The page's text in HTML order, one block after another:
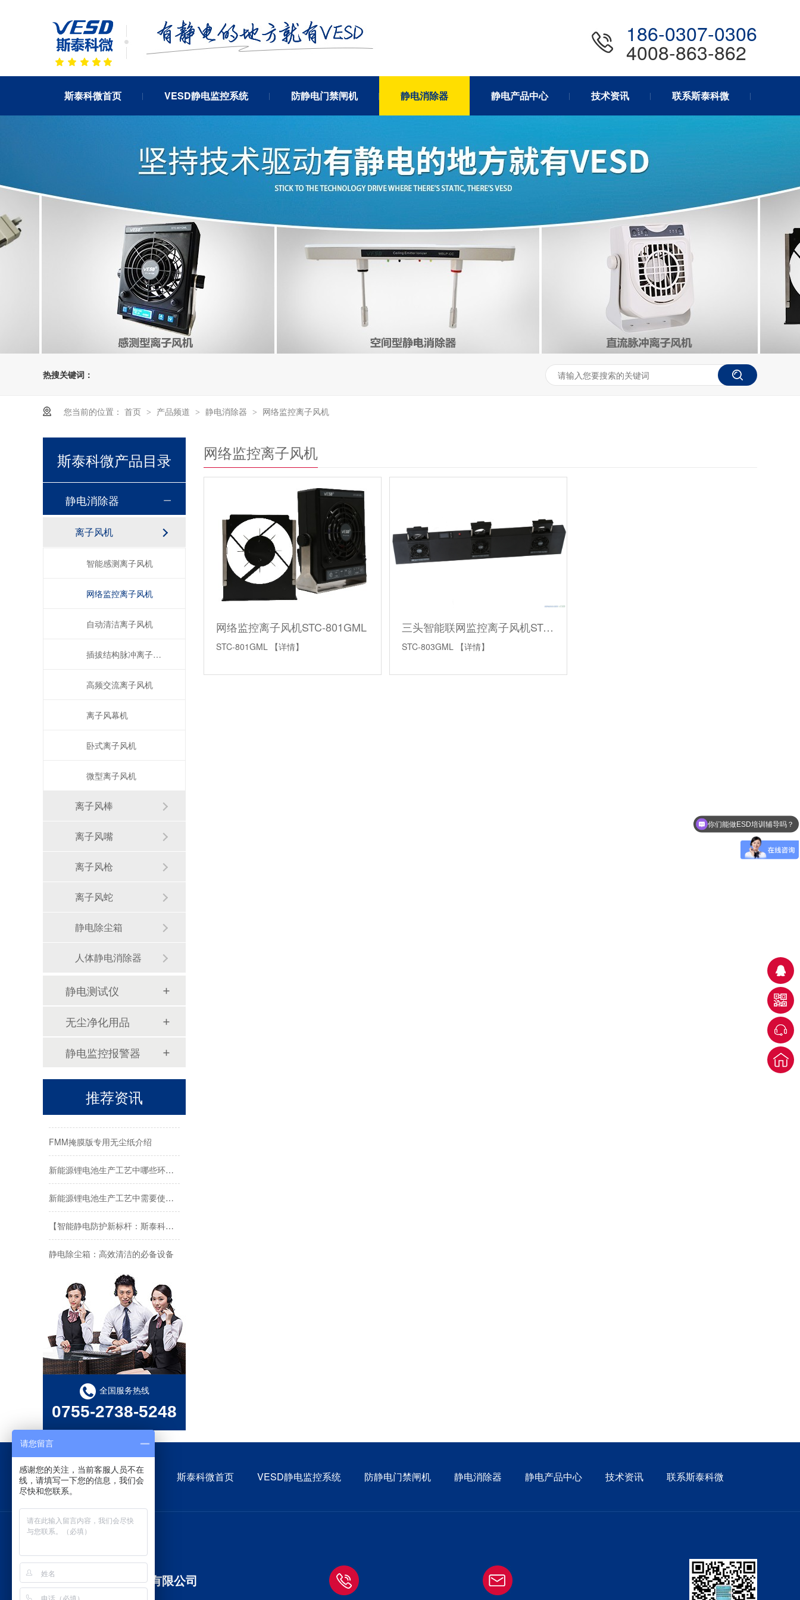
186-0307-0306
4008-863-862
斯泰科微首页 VESD静电监控系统 防静电门禁闸机 静电消除器 静电产品中心 技术资讯 联系斯泰科微
热搜关键词：
您当前的位置： 首页 > 产品频道 > 静电消除器 > 网络监控离子风机
网络监控离子风机
网络监控离子风机STC-801GML
STC-801GML 【详情】
三头智能联网监控离子风机STC-803GML
STC-803GML 【详情】
斯泰科微产品目录
静电消除器
离子风机
智能感测离子风机
网络监控离子风机
自动清洁离子风机
插拔结构脉冲离子风机
高频交流离子风机
离子风幕机
卧式离子风机
微型离子风机
离子风棒
离子风嘴
离子风枪
离子风蛇
静电除尘箱
人体静电消除器
静电测试仪
无尘净化用品
静电监控报警器
推荐资讯
功率半导体芯片厂使用MBHP系列离子风棒
STC-703离子风刀：激光加工领域的静电治理与清洁解决方案
感测型离子风机：智能除静电，守护精密制造每一刻
FMM掩膜版专用无尘纸介绍
静电除尘箱：高效清洁的必备设备
新能源工厂小于4欧姆静电地桩案例-斯泰科微
STC-703离子风刀：激光加工领域的静电治理与清洁解决方案
全国服务热线
0755-2738-5248
斯泰科微首页 VESD静电监控系统 防静电门禁闸机 静电消除器 静电产品中心 技术资讯 联系斯泰科微
深圳市斯泰科微科技有限公司
你们能做ESD培训辅导吗？
请您留言
感谢您的关注，当前客服人员不在
线，请填写一下您的信息，我们会
尽快和您联系。